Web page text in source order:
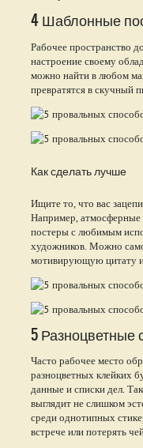
4 Шаблонные
Рабочее пространство
настроение своему
можно найти в любом
превратятся в скучный
Как сделать лучше
Ищите то, что вас
Например,
постеры с любимым
художников. Можно
мотивирующую цитату
5 Разноцветные
Часто рабочее место
разноцветных клейких
данные и списки дел.
выглядит не слишком
среди однотипных
встрече или потерять